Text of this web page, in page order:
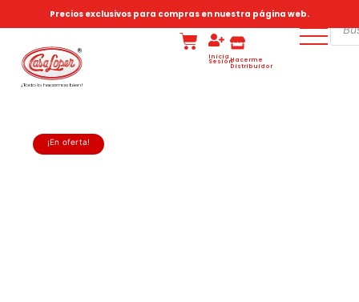
Precios exclusivos para compras en nuestra página web.
Inicia
SesiónHacerme
Distribuidor
¡En oferta!